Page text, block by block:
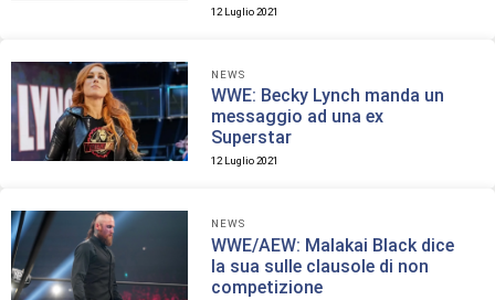
12 Luglio 2021
NEWS
WWE: Becky Lynch manda un
messaggio ad una ex
Superstar
12 Luglio 2021
NEWS
WWE/AEW: Malakai Black dice
la sua sulle clausole di non
competizione